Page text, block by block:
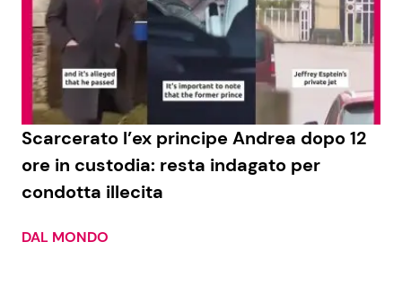
Scarcerato l’ex principe Andrea dopo 12
ore in custodia: resta indagato per
condotta illecita
DAL MONDO